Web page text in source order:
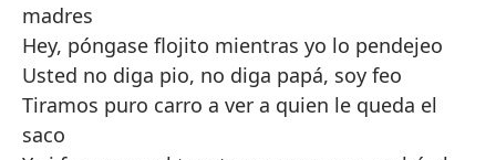
madres
Hey, póngase flojito mientras yo lo pendejeo
Usted no diga pio, no diga papá, soy feo
Tiramos puro carro a ver a quien le queda el
saco